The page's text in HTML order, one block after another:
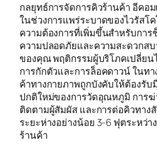
กลยุทธ์การจัดการคิวร้านค้า อีคอ
ในช่วงการแพร่ระบาดของไวรัสโ
ความต้องการที่เพิ่มขึ้นสำหรับการ
ความปลอดภัยและความสะดวกส
ของคุณ พฤติกรรมผู้บริโภคเปลี่ยน
การกักตัวและการล็อคดาวน์ ในท
ค้าทางกายภาพถูกบังคับให้ต้องรับ
ปกติใหม่ของการวัดอุณหภูมิ การฆ่
ติดตามผู้สัมผัส และการต่อคิวทาง
ระยะห่างอย่างน้อย 3-6 ฟุตระหว่
ร้านค้า